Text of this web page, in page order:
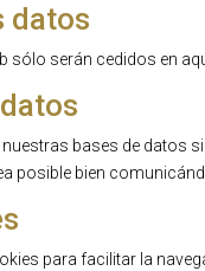
datos
sólo serán cedidos en
bases de
posible bien
para facilitar la